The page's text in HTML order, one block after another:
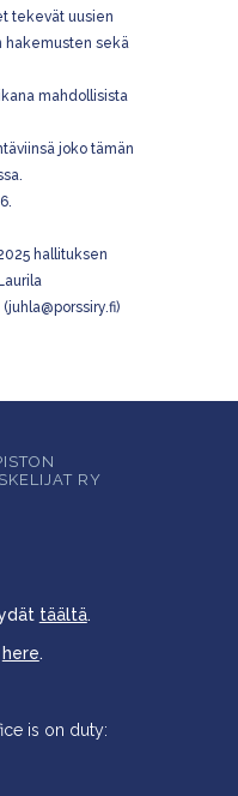
tekevät uusien
hakemusten sekä
mahdollisista
joko tämän
hallituksen
RY
täältä.
here.
is on duty: